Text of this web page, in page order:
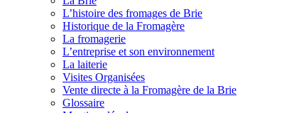
L’histoire des fromages de Brie
Historique de la Fromagère
La fromagerie
L’entreprise et son environnement
La laiterie
Visites Organisées
Vente directe à la Fromagère de la Brie
Glossaire